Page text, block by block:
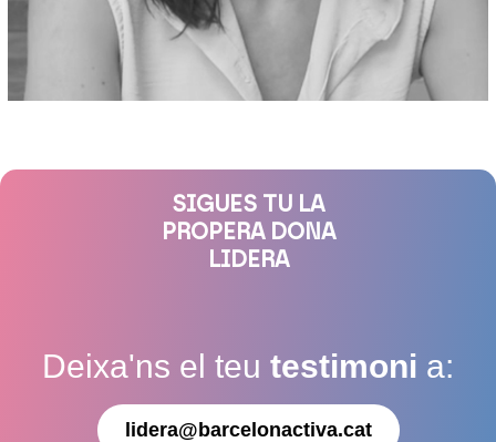
SIGUES TU LA
PROPERA DONA
LIDERA
Deixa'ns el teu testimoni a:
lidera@barcelonactiva.cat